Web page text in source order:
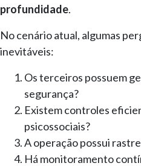
profundidade.
No cenário atual, algumas
inevitáveis:
Os terceiros possuem
segurança?
Existem controles
psicossociais?
A operação possui
Há monitoramento